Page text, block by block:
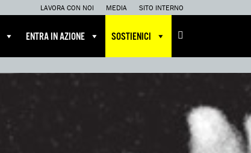
LAVORA CON NOI MEDIA SITO INTERNO
ENTRA IN AZIONE SOSTIENICI